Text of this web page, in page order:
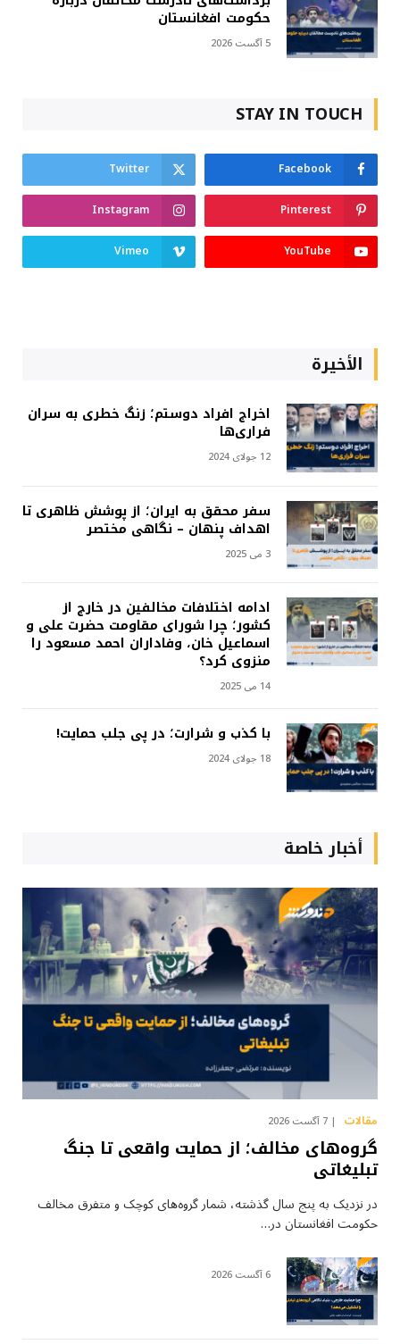
حکومت افغانستان
5 آگست 2026
STAY IN TOUCH
Facebook
Twitter
Pinterest
Instagram
YouTube
Vimeo
الأخيرة
اخراج افراد دوستم؛ زنگ خطری به سران
فراری‌ها
12 جولای 2024
سفر محقق به ایران؛ از پوشش ظاهری تا
اهداف پنهان – نگاهی مختصر
3 می 2025
ادامه اختلافات مخالفین در خارج از
کشور؛ چرا شورای مقاومت حضرت علی و
اسماعیل خان، وفاداران احمد مسعود را
منزوی کرد؟
14 می 2025
با کذب و شرارت؛ در پی جلب حمایت!
18 جولای 2024
أخبار خاصة
مقالات 7 آگست 2026
گروه‌های مخالف؛ از حمایت واقعی تا جنگ
تبلیغاتی
در نزدیک به پنج سال گذشته، شمار گروه‌های کوچک و متفرق مخالف
حکومت افغانستان در…
6 آگست 2026